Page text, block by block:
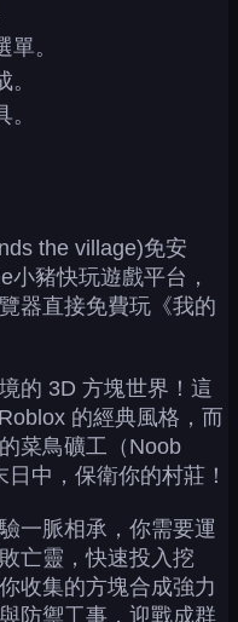
。
the village)免安
豬快玩遊戲平台，
器直接免費玩《我的
的 3D 方塊世界！這
的經典風格，而
菜鳥礦工（Noob
中，保衛你的村莊！
一脈相承，你需要運
亡靈，快速投入挖
收集的方塊合成強力
防禦工事，迎戰成群